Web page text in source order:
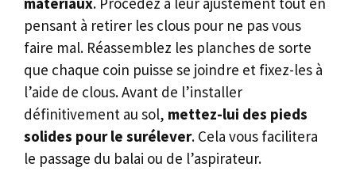
pensant à retirer les clous pour ne pas vous
faire mal. Réassemblez les planches de sorte
que chaque coin puisse se joindre et fixez-les à
l’aide de clous. Avant de l’installer
définitivement au sol, mettez-lui des pieds
solides pour le surélever. Cela vous facilitera
le passage du balai ou de l’aspirateur.